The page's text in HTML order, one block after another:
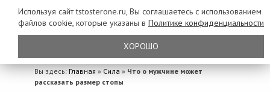
Вы здесь: Главная » Сила » Что о мужчине может
рассказать размер стопы
Используя сайт tstosterone.ru, Вы соглашаетесь с использованием
файлов cookie, которые указаны в Политике конфиденциальности
ХОРОШО